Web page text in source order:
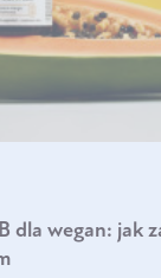
dla wegan: jak